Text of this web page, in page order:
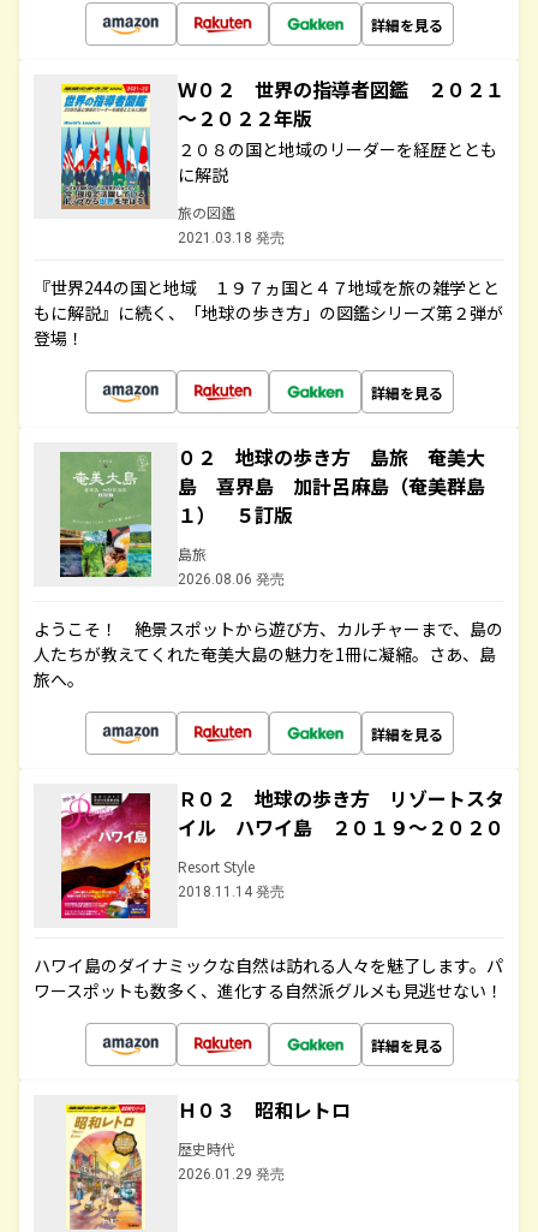
詳細を見る
Ｗ０２ 世界の指導者図鑑 ２０２１
～２０２２年版
２０８の国と地域のリーダーを経歴ととも
に解説
旅の図鑑
2021.03.18 発売
『世界244の国と地域 １９７ヵ国と４７地域を旅の雑学とと
もに解説』に続く、「地球の歩き方」の図鑑シリーズ第２弾が
登場！
詳細を見る
０２ 地球の歩き方 島旅 奄美大
島 喜界島 加計呂麻島（奄美群島
１） ５訂版
島旅
2026.08.06 発売
ようこそ！ 絶景スポットから遊び方、カルチャーまで、島の
人たちが教えてくれた奄美大島の魅力を1冊に凝縮。さあ、島
旅へ。
詳細を見る
Ｒ０２ 地球の歩き方 リゾートスタ
イル ハワイ島 ２０１９～２０２０
Resort Style
2018.11.14 発売
ハワイ島のダイナミックな自然は訪れる人々を魅了します。パ
ワースポットも数多く、進化する自然派グルメも見逃せない！
詳細を見る
Ｈ０３ 昭和レトロ
歴史時代
2026.01.29 発売